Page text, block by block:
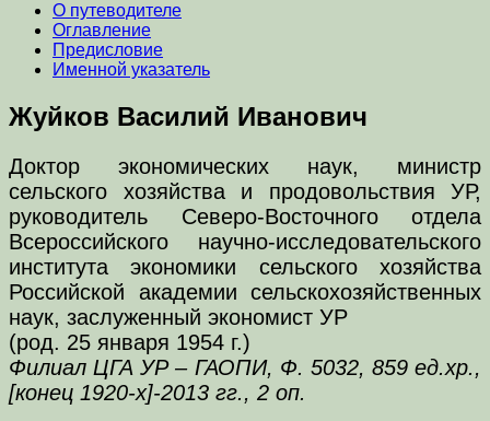
О путеводителе
Оглавление
Предисловие
Именной указатель
Жуйков Василий Иванович
Доктор экономических наук, министр
сельского хозяйства и продовольствия УР,
руководитель Северо-Восточного отдела
Всероссийского научно-исследовательского
института экономики сельского хозяйства
Российской академии сельскохозяйственных
наук, заслуженный экономист УР
(род. 25 января 1954 г.)
Филиал ЦГА УР – ГАОПИ, Ф. 5032, 859 ед.хр.,
[конец 1920-х]-2013 гг., 2 оп.